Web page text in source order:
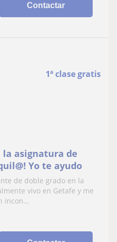
Contactar
1ª clase gratis
la asignatura de
Yo te ayudo
de doble grado en la
vivo en Getafe y me
incon...